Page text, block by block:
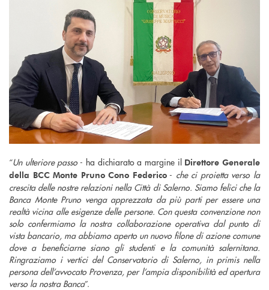
“Un ulteriore passo - ha dichiarato a margine il Direttore Generale
della BCC Monte Pruno Cono Federico- che ci proietta verso la
crescita delle nostre relazioni nella Città di Salerno. Siamo felici che la
Banca Monte Pruno venga apprezzata da più parti per essere una
realtà vicina alle esigenze delle persone. Con questa convenzione non
solo confermiamo la nostra collaborazione operativa dal punto di
vista bancario, ma abbiamo aperto un nuovo filone di azione comune
dove a beneficiarne siano gli studenti e la comunità salernitana.
Ringraziamo i vertici del Conservatorio di Salerno, in primis nella
persona dell’avvocato Provenza, per l’ampia disponibilità ed apertura
verso la nostra Banca”.